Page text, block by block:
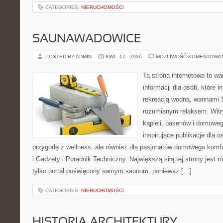
CATEGORIES: NIERUCHOMOŚCI
SAUNAWADOWICE
POSTED BY ADMIN KWI - 17 - 2026 MOŻLIWOŚĆ
Ta strona internetowa to
informacji dla osób, które
rekreacją wodną, wannami
rozumianym relaksem.
kąpieli, basenów i
inspirujące publikacje dla
przygodę z wellness, ale również dla pasjonatów domowego
i Gadżety i Poradnik Techniczny. Największą siłą tej strony jest
tylko portal poświęcony samym saunom, ponieważ […]
CATEGORIES: NIERUCHOMOŚCI